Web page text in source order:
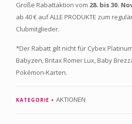
Große Rabattaktion vom 28. bis 30.
ab 40 € auf ALLE PRODUKTE zum
Clubmitglieder.
*Der Rabatt gilt nicht für Cybex
Babyzen, Britax Romer Lux, Baby
Pokémon-Karten.
KATEGORIE AKTIONEN